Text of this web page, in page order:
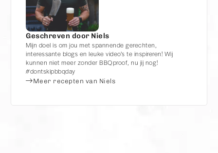
Geschreven door Niels
Mijn doel is om jou met spannende gerechten,
interessante blogs en leuke video’s te inspireren! Wij
kunnen niet meer zonder BBQproof, nu jij nog!
#dontskipbbqday
Meer recepten van Niels